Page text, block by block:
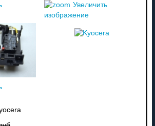
Увеличить
изображение